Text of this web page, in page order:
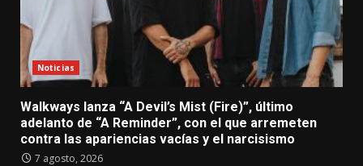
Noticias
Walkways lanza “A Devil’s Mist (Fire)”, último
adelanto de “A Reminder”, con el que arremeten
contra las apariencias vacías y el narcisismo
7 agosto, 2026